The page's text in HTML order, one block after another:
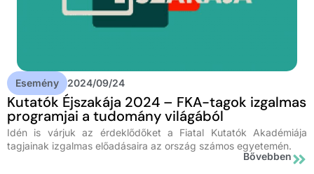
Esemény 2024/09/24
Kutatók Éjszakája 2024 – FKA-tagok izgalmas
programjai a tudomány világából
Idén is várjuk az érdeklődőket a Fiatal Kutatók Akadémiája
tagjainak izgalmas előadásaira az ország számos egyetemén.
Bővebben